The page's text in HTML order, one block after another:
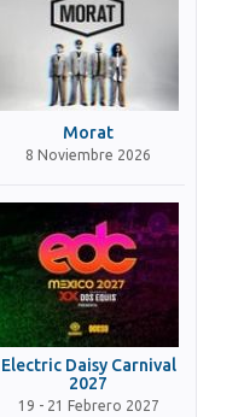
Morat
8 Noviembre 2026
Electric Daisy Carnival
2027
19 - 21 Febrero 2027